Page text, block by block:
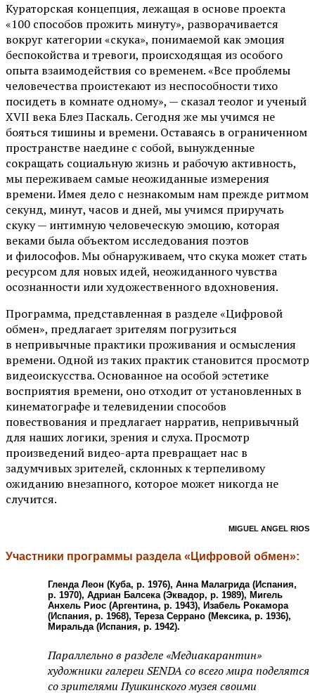
Кураторская концепция, лежащая в основе проекта
«100 способов прожить минуту», разворачивается
вокруг категории «скука», понимаемой как эмоция
беспокойства и тревоги, происходящая из особого
опыта взаимодействия со временем. «Все проблемы
человечества проистекают из неспособности тихо
посидеть в комнате одному», — сказал теолог и ученый
XVII века Блез Паскаль. Сегодня же мы учимся не
бояться тишины и времени. Оставаясь в ограниченном
пространстве наедине с собой, вынужденные
сокращать социальную жизнь и рабочую активность,
мы переживаем самые неожиданные измерения
времени. Имея дело с незнакомым нам прежде ритмом
секунд, минут, часов и дней, мы учимся приручать
скуку — интимную человеческую эмоцию, которая
веками была объектом исследования поэтов
и философов. Мы обнаруживаем, что скука может стать
ресурсом для новых идей, неожиданного чувства
осознанности или художественного вдохновения.
Программа, представленная в разделе «Цифровой
обмен», предлагает зрителям погрузиться
в непривычные практики проживания и осмысления
времени. Одной из таких практик становится просмотр
видеоискусства. Основанное на особой эстетике
восприятия времени, оно отходит от установленных в
кинематографе и телевидении способов
повествования и предлагает нарратив, непривычный
для наших логики, зрения и слуха. Просмотр
произведений видео-арта превращает нас в
задумчивых зрителей, склонных к терпеливому
ожиданию внезапного, которое может никогда не
случится.
MIGUEL ANGEL RIOS
Участники программы раздела «Цифровой обмен»:
Гленда Леон (Куба, р. 1976), Анна Малагрида (Испания,
р. 1970), Адриан Балсека (Эквадор, р. 1989), Мигель
Анхель Риос (Аргентина, р. 1943), Изабель Рокамора
(Испания, р. 1968), Тереза Серрано (Мексика, р. 1936),
Миральда (Испания, р. 1942).
Параллельно в разделе «Медиакарантин»
художники галереи SENDA со всего мира поделятся
со зрителями Пушкинского музея своими